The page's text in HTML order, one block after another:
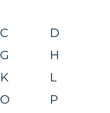
C
D
G
H
K
L
O
P